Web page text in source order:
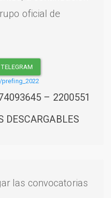
oficial de
– 2200551
DESCARGABLES
las convocatorias